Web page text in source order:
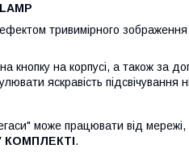
тривимірного
кнопку на корпусі, а також за
яскравість підсвічування
може працювати від
КОМПЛЕКТІ.